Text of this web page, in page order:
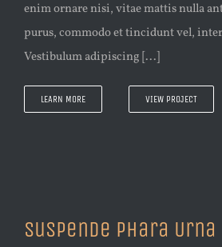
enim ornare nisi, vitae mattis nulla
purus, commodo et tincidunt vel,
Vestibulum adipiscing [...]
LEARN MORE VIEW PROJECT
Suspende Phara Urna